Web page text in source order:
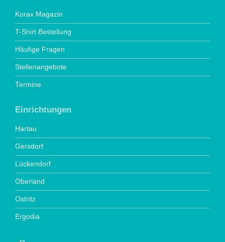
Korax Magazin
T-Shirt Bestellung
Häufige Fragen
Stellenangebote
Termine
Einrichtungen
Hartau
Gersdorf
Lückendorf
Oberland
Ostritz
Ergodia